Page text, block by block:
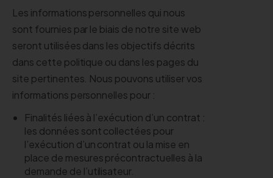
Les informations personnelles qui nous
sont fournies par le biais de notre site web
seront utilisées dans les objectifs décrits
dans cette politique ou dans les pages du
site pertinentes. Nous pouvons utiliser vos
informations personnelles pour :
Finalités liées à l’exécution d’un contrat :
les données sont collectées pour
l’exécution d’un contrat ou la mise en
place de mesures précontractuelles à la
demande de l’utilisateur.